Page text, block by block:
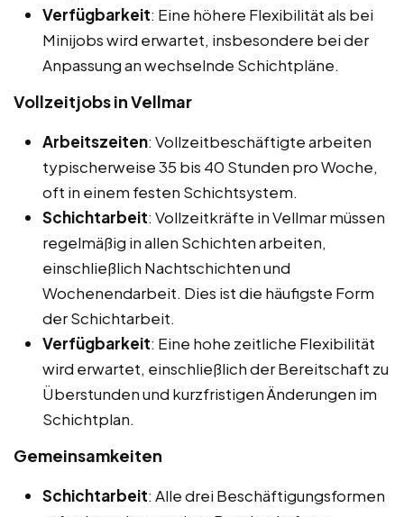
Verfügbarkeit: Eine höhere Flexibilität als bei
Minijobs wird erwartet, insbesondere bei der
Anpassung an wechselnde Schichtpläne.
Vollzeitjobs in Vellmar
Arbeitszeiten: Vollzeitbeschäftigte arbeiten
typischerweise 35 bis 40 Stunden pro Woche,
oft in einem festen Schichtsystem.
Schichtarbeit: Vollzeitkräfte in Vellmar müssen
regelmäßig in allen Schichten arbeiten,
einschließlich Nachtschichten und
Wochenendarbeit. Dies ist die häufigste Form
der Schichtarbeit.
Verfügbarkeit: Eine hohe zeitliche Flexibilität
wird erwartet, einschließlich der Bereitschaft zu
Überstunden und kurzfristigen Änderungen im
Schichtplan.
Gemeinsamkeiten
Schichtarbeit: Alle drei Beschäftigungsformen